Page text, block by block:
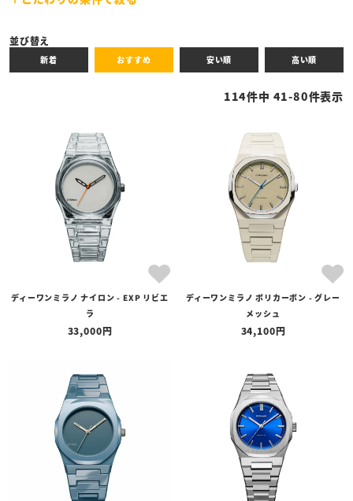
全ての商品
セール商品
価格
在庫あり
在庫なしを含む
並び替え
新着 おすすめ 安い順 高い順
114件中 41-80件表示
ディーワンミラノ ナイロン - EXP リビエ
ラ
33,000
ディーワンミラノ ポリカーボン - グレー
メッシュ
34,100